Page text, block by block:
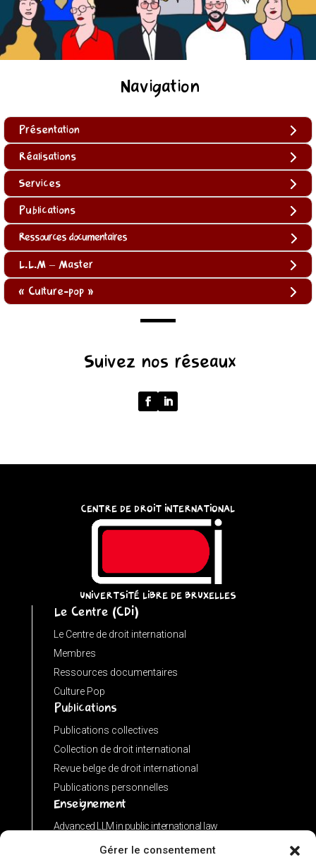
Gérer le consentement
Navigation
Présentation
Réalisations
Services
Publications
Ressources documentaires
L.L.M – Master
« Culture-pop »
window.location.href);
u.pathname.toLowerCase().replace(/\/+$/,
p
Suivez nos réseaux
CENTRE DE DROIT INTERNATIONAL
UNIVERTSITÉ LIBRE DE BRUXELLES
Le Centre (CDI)
Le Centre de droit international
Membres
Ressources documentaires
Culture Pop
Publications
Publications collectives
Collection de droit international
Revue belge de droit international
Publications personnelles
Enseignement
Advanced LLM in public international law
Master de spécialisation en droit international